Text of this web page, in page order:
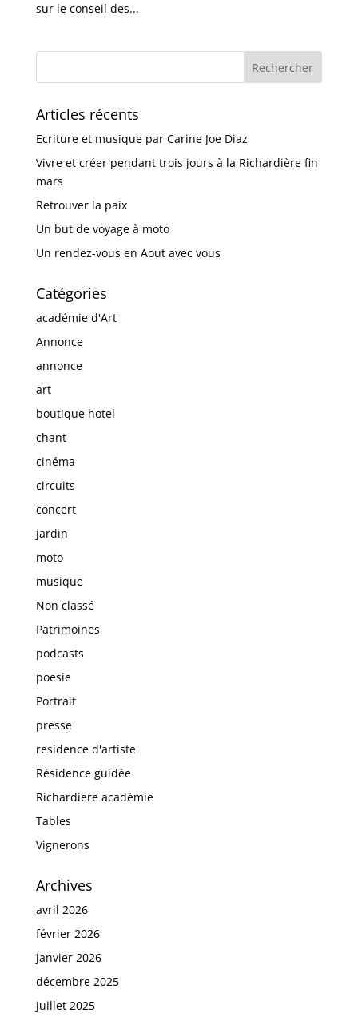
sur le conseil des...
Articles récents
Ecriture et musique par Carine Joe Diaz
Vivre et créer pendant trois jours à la Richardière fin
mars
Retrouver la paix
Un but de voyage à moto
Un rendez-vous en Aout avec vous
Catégories
académie d'Art
Annonce
annonce
art
boutique hotel
chant
cinéma
circuits
concert
jardin
moto
musique
Non classé
Patrimoines
podcasts
poesie
Portrait
presse
residence d'artiste
Résidence guidée
Richardiere académie
Tables
Vignerons
Archives
avril 2026
février 2026
janvier 2026
décembre 2025
juillet 2025